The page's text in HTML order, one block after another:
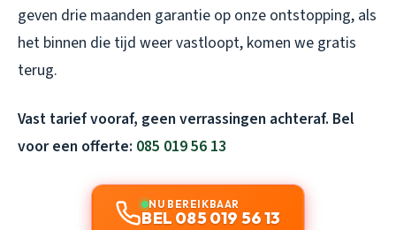
geven drie maanden garantie op onze ontstopping, als
het binnen die tijd weer vastloopt, komen we gratis
terug.
Vast tarief vooraf, geen verrassingen achteraf. Bel
voor een offerte: 085 019 56 13
NU BEREIKBAAR
BEL 085 019 56 13